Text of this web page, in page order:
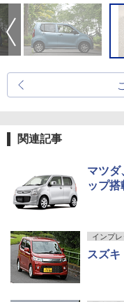
関連記事
マツダ
ップ搭
インプ
スズキ